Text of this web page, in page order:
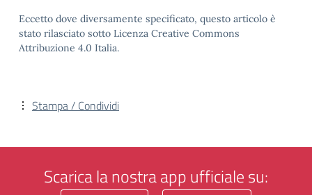
Eccetto dove diversamente specificato, questo articolo è
stato rilasciato sotto Licenza Creative Commons
Attribuzione 4.0 Italia.
Stampa / Condividi
Scarica la nostra app ufficiale su: